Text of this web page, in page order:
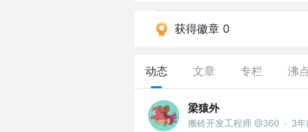
获得徽章 0
动态 文章 专栏 沸
梁猿外
搬砖开发工程师 @360 · 3年